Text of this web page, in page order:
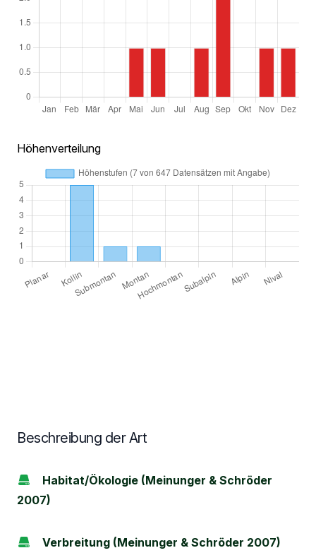
Höhenverteilung
Beschreibung der Art
Habitat/Ökologie (Meinunger & Schröder
2007)
Verbreitung (Meinunger & Schröder 2007)